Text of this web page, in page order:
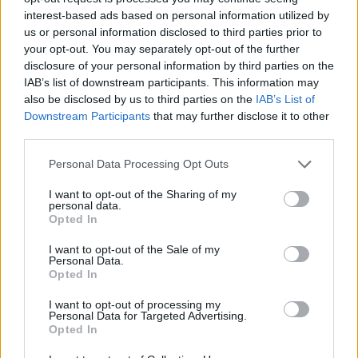
interest-based ads based on personal information utilized by
us or personal information disclosed to third parties prior to
your opt-out. You may separately opt-out of the further
disclosure of your personal information by third parties on the
IAB’s list of downstream participants. This information may
also be disclosed by us to third parties on the IAB’s List of
Downstream Participants that may further disclose it to other
Personal Data Processing Opt Outs
I want to opt-out of the Sharing of my
personal data.
Opted In
I want to opt-out of the Sale of my
Personal Data.
Opted In
I want to opt-out of processing my
Personal Data for Targeted Advertising.
Opted In
*Colind scandalos în Bacău, apreciat de
primarul PSD: „Să vie toți rușii mei / Cu câte-o
bombă la ei! / Dărâmați tot ce vedeți, / Violați
VIDEO. Tzeapă Uraganu. De Revelion, peste
1.000 de maneliști maramureșeni au fost
penibile ale țeparului
EDITORIAL CARTIANU. Boicotacii. O
campanie de tip AUR-ist în care s-au implicat și